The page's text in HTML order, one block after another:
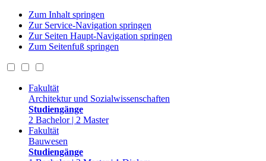
Zum Inhalt springen
Zur Service-Navigation springen
Zur Seiten Haupt-Navigation springen
Zum Seitenfuß springen
Fakultät
Architektur und Sozialwissenschaften
Studiengänge
2 Bachelor | 2 Master
Fakultät
Bauwesen
Studiengänge